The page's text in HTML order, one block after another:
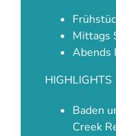
Mittags
Abends
HIGHLIGHTS
Baden
Creek